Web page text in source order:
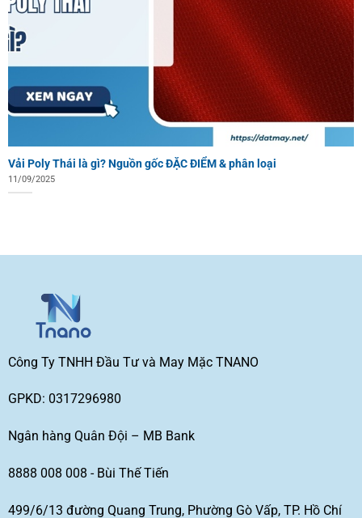
Vải Poly Thái là gì? Nguồn gốc ĐẶC ĐIỂM & phân loại
11/09/2025
Công Ty TNHH Đầu Tư và May Mặc TNANO
GPKD: 0317296980
Ngân hàng Quân Đội – MB Bank
8888 008 008 - Bùi Thế Tiến
499/6/13 đường Quang Trung, Phường Gò Vấp, TP. Hồ Chí